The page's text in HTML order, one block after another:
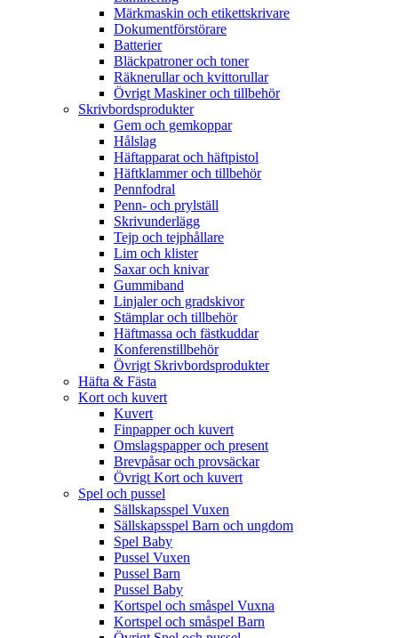
Märkmaskin och etikettskrivare
Dokumentförstörare
Batterier
Bläckpatroner och toner
Räknerullar och kvittorullar
Övrigt Maskiner och tillbehör
Skrivbordsprodukter
Gem och gemkoppar
Hålslag
Häftapparat och häftpistol
Häftklammer och tillbehör
Pennfodral
Penn- och prylställ
Skrivunderlägg
Tejp och tejphållare
Lim och klister
Saxar och knivar
Gummiband
Linjaler och gradskivor
Stämplar och tillbehör
Häftmassa och fästkuddar
Konferenstillbehör
Övrigt Skrivbordsprodukter
Häfta & Fästa
Kort och kuvert
Kuvert
Finpapper och kuvert
Omslagspapper och present
Brevpåsar och provsäckar
Övrigt Kort och kuvert
Spel och pussel
Sällskapsspel Vuxen
Sällskapsspel Barn och ungdom
Spel Baby
Pussel Vuxen
Pussel Barn
Pussel Baby
Kortspel och småspel Vuxna
Kortspel och småspel Barn